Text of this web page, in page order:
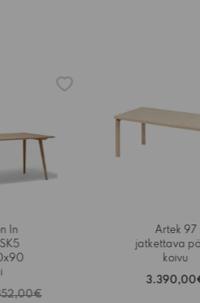
In
Artek 97
jatkettava
koivu